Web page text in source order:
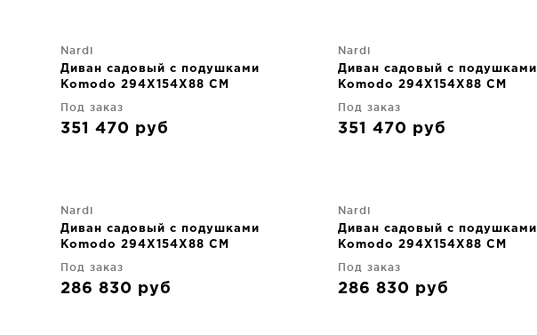
Nardi
Диван садовый с подушками
Komodo 294X154X88 CM
Под заказ
351 470 руб
Nardi
Диван садовый с подушками
Komodo 294X154X88 CM
Под заказ
351 470 руб
Nardi
Диван садовый с подушками
Komodo 294X154X88 CM
Под заказ
286 830 руб
Nardi
Диван садовый с подушками
Komodo 294X154X88 CM
Под заказ
286 830 руб